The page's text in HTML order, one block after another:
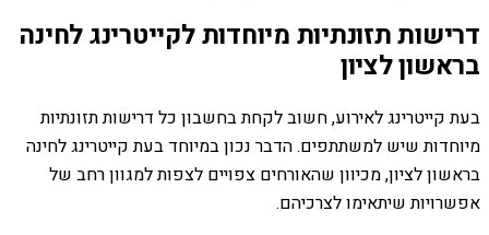
דרישות תזונתיות מיוחדות לקייטרינג לחינה
בראשון לציון
בעת קייטרינג לאירוע, חשוב לקחת בחשבון כל דרישות תזונתיות
מיוחדות שיש למשתתפים. הדבר נכון במיוחד בעת קייטרינג לחינה
בראשון לציון, מכיוון שהאורחים צפויים לצפות למגוון רחב של
אפשרויות שיתאימו לצרכיהם.